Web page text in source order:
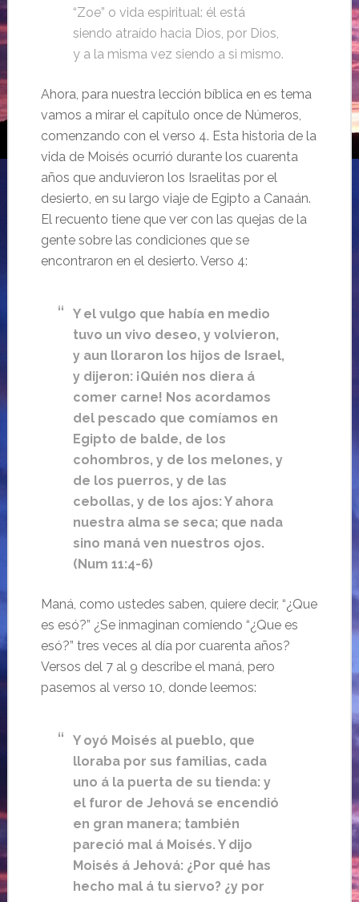
“Zoe” o vida espiritual: él está
siendo atraído hacia Dios, por Dios,
y a la misma vez siendo a si mismo.
Ahora, para nuestra lección bíblica en es tema
vamos a mirar el capítulo once de Números,
comenzando con el verso 4. Esta historia de la
vida de Moisés ocurrió durante los cuarenta
años que anduvieron los Israelitas por el
desierto, en su largo viaje de Egipto a Canaán.
El recuento tiene que ver con las quejas de la
gente sobre las condiciones que se
encontraron en el desierto. Verso 4:
Y el vulgo que había en medio
tuvo un vivo deseo, y volvieron,
y aun lloraron los hijos de Israel,
y dijeron: ¡Quién nos diera á
comer carne! Nos acordamos
del pescado que comíamos en
Egipto de balde, de los
cohombros, y de los melones, y
de los puerros, y de las
cebollas, y de los ajos: Y ahora
nuestra alma se seca; que nada
sino maná ven nuestros ojos.
(Num 11:4-6)
Maná, como ustedes saben, quiere decir, “¿Que
es esó?” ¿Se inmaginan comiendo “¿Que es
esó?” tres veces al día por cuarenta años?
Versos del 7 al 9 describe el maná, pero
pasemos al verso 10, donde leemos:
Y oyó Moisés al pueblo, que
lloraba por sus familias, cada
uno á la puerta de su tienda: y
el furor de Jehová se encendió
en gran manera; también
pareció mal á Moisés. Y dijo
Moisés á Jehová: ¿Por qué has
hecho mal á tu siervo? ¿y por